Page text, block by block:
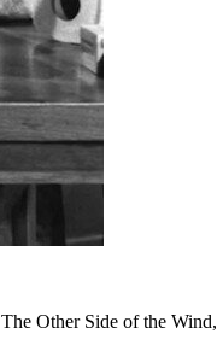
The Other Side of the Wind,